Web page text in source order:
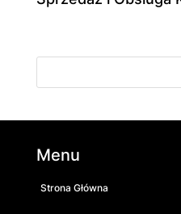
Menu
Strona Główna